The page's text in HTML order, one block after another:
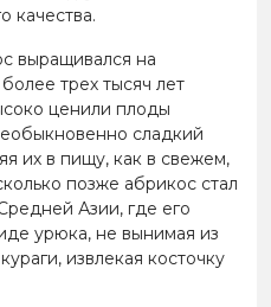
качества.
выращивался на
трех тысяч лет
ценили плоды
сладкий
их в пищу, как в свежем,
позже абрикос стал
Азии, где его
урюка, не вынимая из
извлекая косточку